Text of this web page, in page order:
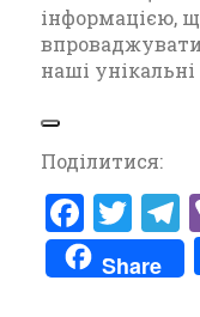
інформацією,
наші унікальні
Поділитися:
F
a
ce
T
w
it e
Share